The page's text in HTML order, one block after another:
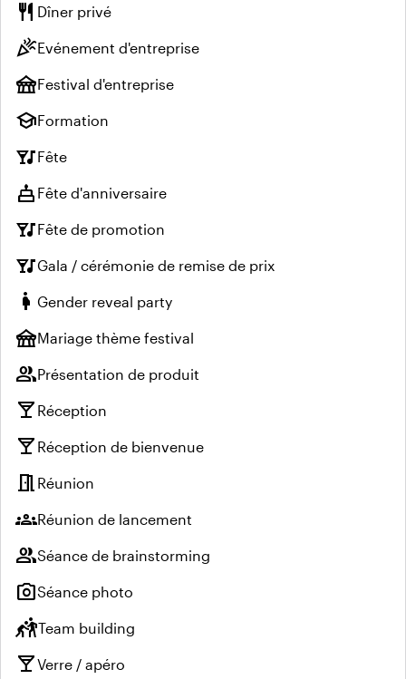
restaurant Dîner privé
celebrationEvénement d'entreprise
festivalFestival d'entreprise
schoolFormation
nightlifeFête
cake Fête d'anniversaire
nightlifeFête de promotion
nightlifeGala / cérémonie de remise de prix
pregnant_woman Gender reveal party
festivalMariage thème festival
groupPrésentation de produit
local_bar Réception
local_bar Réception de bienvenue
meeting_room Réunion
groupsRéunion de lancement
groupSéance de brainstorming
photo_cameraSéance photo
sports_kabaddiTeam building
local_barVerre / apéro